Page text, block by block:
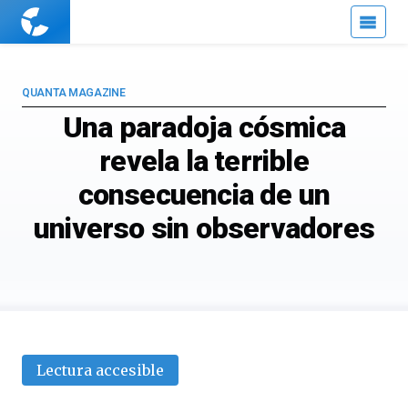
Cuaderno
Una paradoja cósmica
revela la terrible
consecuencia de un
universo sin observadores
QUANTA MAGAZINE
Lectura accesible